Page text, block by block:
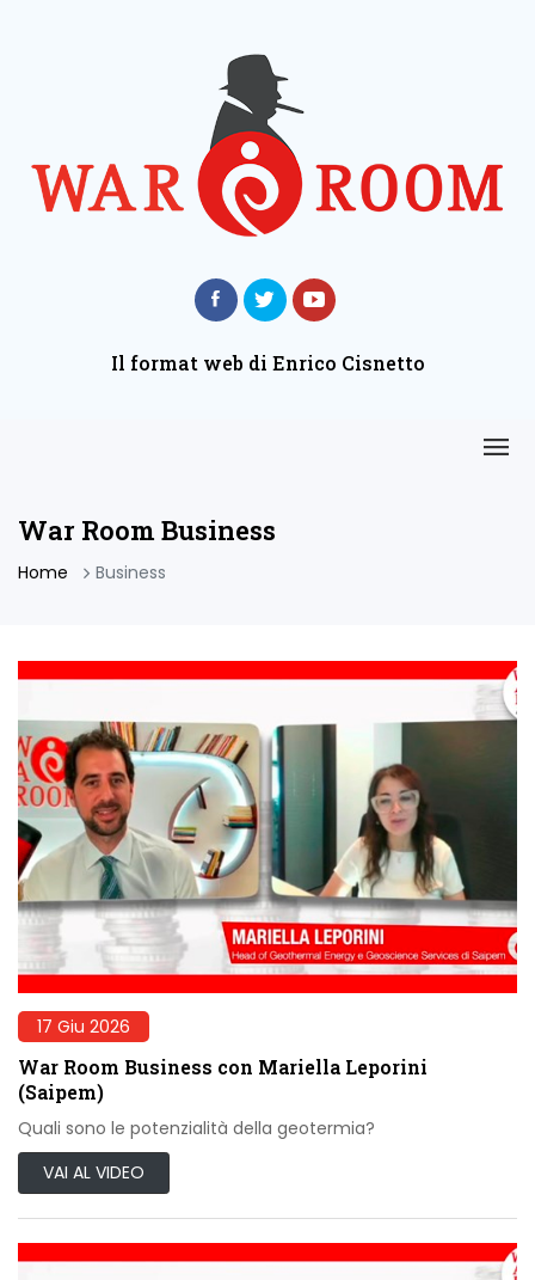
Il format web di Enrico Cisnetto
War Room Business
Home Business
17 Giu 2026
War Room Business con Mariella Leporini
(Saipem)
Quali sono le potenzialità della geotermia?
VAI AL VIDEO